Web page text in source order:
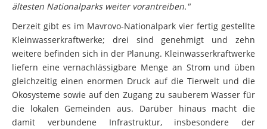
ältesten Nationalparks weiter vorantreiben."
Derzeit gibt es im Mavrovo-Nationalpark vier fertig gestellte
Kleinwasserkraftwerke; drei sind genehmigt und zehn
weitere befinden sich in der Planung. Kleinwasserkraftwerke
liefern eine vernachlässigbare Menge an Strom und üben
gleichzeitig einen enormen Druck auf die Tierwelt und die
Ökosysteme sowie auf den Zugang zu sauberem Wasser für
die lokalen Gemeinden aus. Darüber hinaus macht die
damit verbundene Infrastruktur, insbesondere der